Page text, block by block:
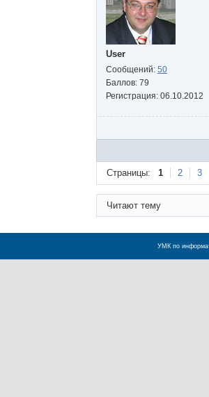
User
Сообщений: 50
Баллов: 79
Регистрация: 06.10.2012
Страницы: 1 2 3
Читают тему
УМК по